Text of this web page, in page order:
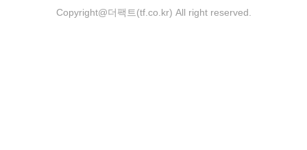
Copyright@더팩트(tf.co.kr) All right reserved.